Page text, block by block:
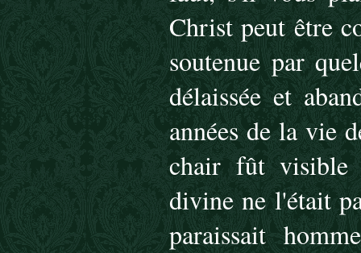
Christ peut être
soutenue par
délaissée et
années de la vie
chair fût visible
divine ne l'était
paraissait